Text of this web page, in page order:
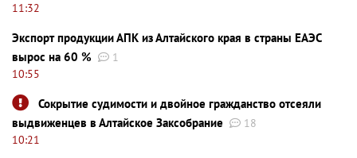
11:32
Экспорт продукции АПК из Алтайского края в страны ЕАЭС
вырос на 60 %
1
10:55
Сокрытие судимости и двойное гражданство отсеяли
выдвиженцев в Алтайское Заксобрание
18
10:21